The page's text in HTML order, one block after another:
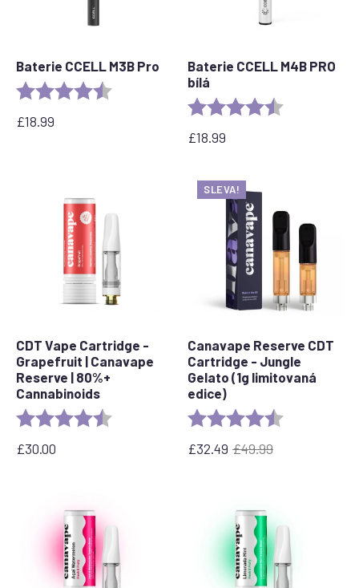
Baterie CCELL M3B Pro
Rating: 4.8 out of 5 stars
£18.99
Baterie CCELL M4B PRO
bílá
Rating:
£18.99
CDT Vape Cartridge -
Grapefruit | Canavape
Reserve | 80%+
Cannabinoids
Rating: 4.6 out of 5 stars
£30.00
SLEVA!
Canavape Reserve CDT
Cartridge - Jungle
Gelato (1g limitovaná
edice)
Rating:
£49.99
Původní
£32.49
Aktuální